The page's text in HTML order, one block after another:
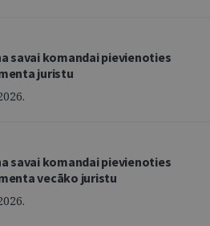
savai komandai pievienoties
juristu
savai komandai pievienoties
vecāko juristu